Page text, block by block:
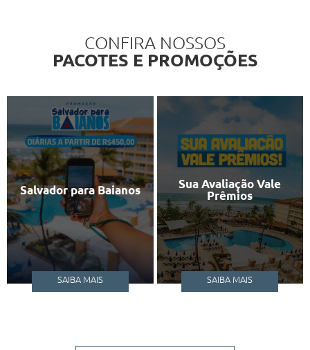
CONFIRA NOSSOS
PACOTES E PROMOÇÕES
Salvador para Baianos
SAIBA MAIS
Sua Avaliação Vale
Prêmios
SAIBA MAIS